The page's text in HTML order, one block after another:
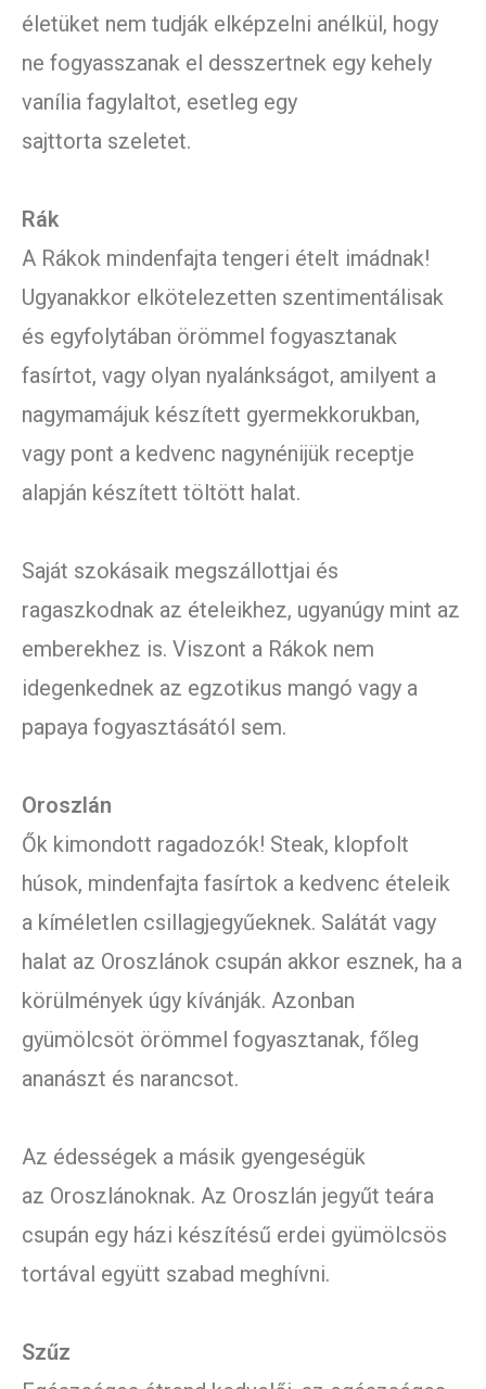
életüket nem tudják elképzelni anélkül, hogy
ne fogyasszanak el desszertnek egy kehely
vanília fagylaltot, esetleg egy
sajttorta szeletet.
Rák
A Rákok mindenfajta tengeri ételt imádnak!
Ugyanakkor elkötelezetten szentimentálisak
és egyfolytában örömmel fogyasztanak
fasírtot, vagy olyan nyalánkságot, amilyent a
nagymamájuk készített gyermekkorukban,
vagy pont a kedvenc nagynénijük receptje
alapján készített töltött halat.
Saját szokásaik megszállottjai és
ragaszkodnak az ételeikhez, ugyanúgy mint az
emberekhez is. Viszont a Rákok nem
idegenkednek az egzotikus mangó vagy a
papaya fogyasztásától sem.
Oroszlán
Ők kimondott ragadozók! Steak, klopfolt
húsok, mindenfajta fasírtok a kedvenc ételeik
a kíméletlen csillagjegyűeknek. Salátát vagy
halat az Oroszlánok csupán akkor esznek, ha a
körülmények úgy kívánják. Azonban
gyümölcsöt örömmel fogyasztanak, főleg
ananászt és narancsot.
Az édességek a másik gyengeségük
az Oroszlánoknak. Az Oroszlán jegyűt teára
csupán egy házi készítésű erdei gyümölcsös
tortával együtt szabad meghívni.
Szűz